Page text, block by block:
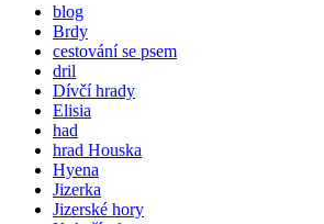
blog
Brdy
cestování se psem
dril
Dívčí hrady
Elisia
had
hrad Houska
Hyena
Jizerka
Jizerské hory